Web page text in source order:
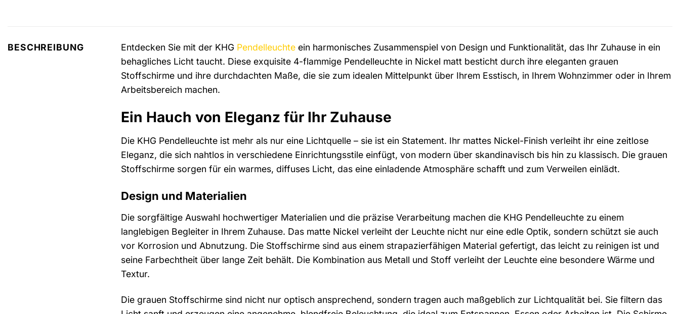
BESCHREIBUNG Entdecken Sie mit der KHG Pendelleuchte ein harmonisches Zusammenspiel von Design und Funktionalität, das Ihr Zuhause in ein
behagliches Licht taucht. Diese exquisite 4-flammige Pendelleuchte in Nickel matt besticht durch ihre eleganten grauen
Stoffschirme und ihre durchdachten Maße, die sie zum idealen Mittelpunkt über Ihrem Esstisch, in Ihrem Wohnzimmer oder in Ihrem
Arbeitsbereich machen.
Ein Hauch von Eleganz für Ihr Zuhause
Die KHG Pendelleuchte ist mehr als nur eine Lichtquelle – sie ist ein Statement. Ihr mattes Nickel-Finish verleiht ihr eine zeitlose
Eleganz, die sich nahtlos in verschiedene Einrichtungsstile einfügt, von modern über skandinavisch bis hin zu klassisch. Die grauen
Stoffschirme sorgen für ein warmes, diffuses Licht, das eine einladende Atmosphäre schafft und zum Verweilen einlädt.
Design und Materialien
Die sorgfältige Auswahl hochwertiger Materialien und die präzise Verarbeitung machen die KHG Pendelleuchte zu einem
langlebigen Begleiter in Ihrem Zuhause. Das matte Nickel verleiht der Leuchte nicht nur eine edle Optik, sondern schützt sie auch
vor Korrosion und Abnutzung. Die Stoffschirme sind aus einem strapazierfähigen Material gefertigt, das leicht zu reinigen ist und
seine Farbechtheit über lange Zeit behält. Die Kombination aus Metall und Stoff verleiht der Leuchte eine besondere Wärme und
Textur.
Die grauen Stoffschirme sind nicht nur optisch ansprechend, sondern tragen auch maßgeblich zur Lichtqualität bei. Sie filtern das